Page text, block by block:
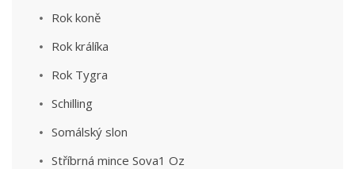
Rok koně
Rok králíka
Rok Tygra
Schilling
Somálský slon
Stříbrná mince Sova1 Oz